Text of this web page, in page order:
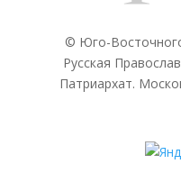
© Юго-
Русская
Патриархат.